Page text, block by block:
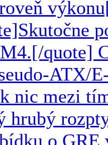
quote]
ATX/
nic mezi
hrubý
o GRE